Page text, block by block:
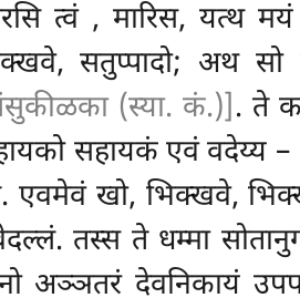
त्वं , मारिस, यत्थ मयं
सतुप्पादो; अथ
(स्या. कं.)] . ते
सहायकं एवं वदेय्य –
एवमेवं खो, भिक्खवे,
तस्स ते धम्मा
अञ्ञतरं देवनिकायं